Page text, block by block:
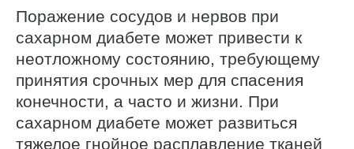
Поражение сосудов и нервов при
сахарном диабете может привести к
неотложному состоянию, требующему
принятия срочных мер для спасения
конечности, а часто и жизни. При
сахарном диабете может развиться
тяжелое гнойное расплавление тканей